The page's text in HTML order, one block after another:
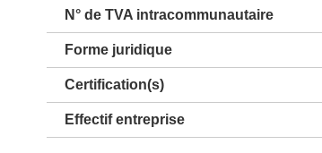
N° de TVA intracommunautaire
Forme juridique
Certification(s)
Effectif entreprise